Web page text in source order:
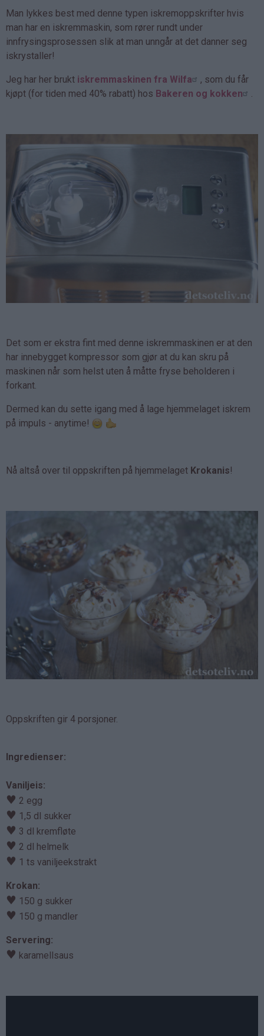
Man lykkes best med denne typen iskremoppskrifter hvis
man har en iskremmaskin, som rører rundt under
innfrysingsprosessen slik at man unngår at det danner seg
iskrystaller!
Jeg har her brukt iskremmaskinen fra Wilfa
, som du får
kjøpt (for tiden med 40% rabatt) hos Bakeren og kokken .
Det som er ekstra fint med denne iskremmaskinen er at den
har innebygget kompressor som gjør at du kan skru på
maskinen når som helst uten å måtte fryse beholderen i
forkant.
Dermed kan du sette igang med å lage hjemmelaget iskrem
på impuls - anytime!
Nå altså over til oppskriften på hjemmelaget Krokanis!
Oppskriften gir 4 porsjoner.
Ingredienser:
Vaniljeis:
♥ 2 egg
♥ 1,5 dl sukker
♥ 3 dl kremfløte
♥ 2 dl helmelk
♥ 1 ts vaniljeekstrakt
Krokan:
♥ 150 g sukker
♥ 150 g mandler
Servering:
♥ karamellsaus